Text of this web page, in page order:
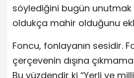
söylediğini bugün
oldukça mahir olduğunu
Foncu, fonlayanın sesidir.
çerçevenin dışına
Bu yüzdendir ki “Yerli ve